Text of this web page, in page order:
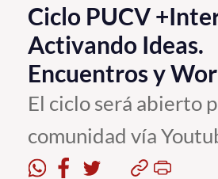
La Universidad
Investigación, Creación e
PUCV Internacional
Vinculación con el Medio
Admisión
Ciclo PUCV
Activando Ideas.
Encuentros y
El ciclo será abierto
comunidad vía